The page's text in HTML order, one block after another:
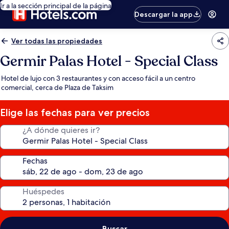
Ir a la sección principal de la página
Descargar la app
Ver todas las propiedades
Germir Palas Hotel - Special Class
Hotel de lujo con 3 restaurantes y con acceso fácil a un centro
comercial, cerca de Plaza de Taksim
Elige las fechas para ver precios
¿A dónde quieres ir?
Fechas
Huéspedes